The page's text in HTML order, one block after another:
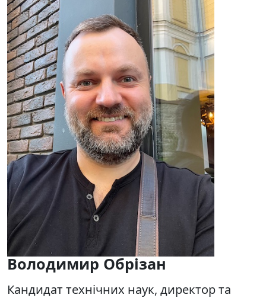
Володимир Обрізан
Кандидат технічних наук, директор та